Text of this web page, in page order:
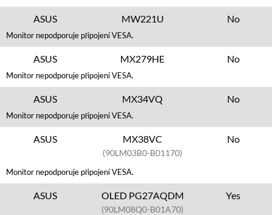
ASUS MW221U No
Monitor nepodporuje připojení VESA.
ASUS MX279HE No
Monitor nepodporuje připojení VESA.
ASUS MX34VQ No
Monitor nepodporuje připojení VESA.
ASUS MX38VC
(90LM03B0-B01170)
No
Monitor nepodporuje připojení VESA.
ASUS OLED PG27AQDM
(90LM08Q0-B01A70)
Yes